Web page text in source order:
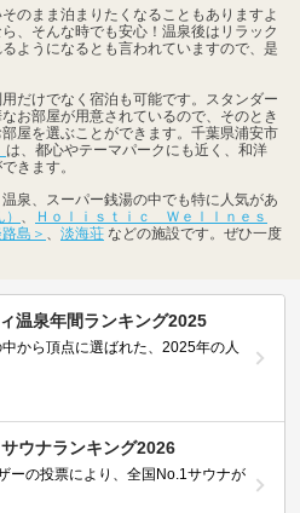
のまま泊まりたくなることもありますよ
、そんな時でも安心！温泉後はリラック
ようになるとも言われていますので、是
だけでなく宿泊も可能です。スタンダー
お部屋が用意されているので、そのとき
屋を選ぶことができます。千葉県浦安市
は、都心やテーマパークにも近く、和洋
きます。
泉、スーパー銭湯の中でも特に人気があ
、
Ｈｏｌｉｓｔｉｃ Ｗｅｌｌｎｅｓ
島＞ 、 淡海荘 などの施設です。ぜひ一度
温泉年間ランキング2025
から頂点に選ばれた、2025年の人
ウナランキング2026
ーの投票により、全国No.1サウナが